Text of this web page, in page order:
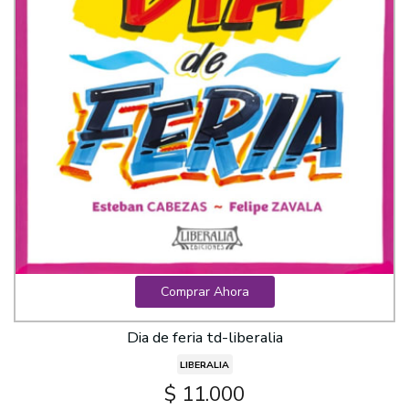
Comprar Ahora
Dia de feria td-liberalia
LIBERALIA
$ 11.000